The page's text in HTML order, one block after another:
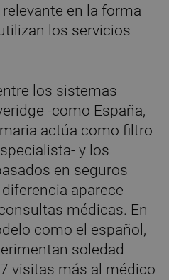
en la forma
los servicios
los sistemas
-como España,
actúa como filtro
y los
en seguros
aparece
médicas. En
como el español,
soledad
visitas más al médico